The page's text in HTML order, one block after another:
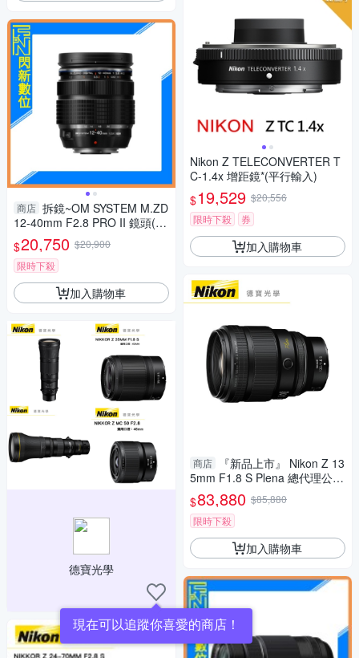
商店 拆鏡~OM SYSTEM M.ZD
12-40mm F2.8 PRO II 鏡頭(12
-40 II,公司貨)Olympus
$20,750 $20,900
限時下殺
加入購物車
德寶光學
現在可以追蹤你喜愛的商店！
Nikon Z TELECONVERTER T
C-1.4x 增距鏡*(平行輸入)
$19,529 $20,556
限時下殺
券
加入購物車
商店
『新品上市』 Nikon Z 13
5mm F1.8 S Plena 總代理公司
貨 大光圈人像鏡 定焦 飛羽 追
星 棒球 必備
$83,880 $85,880
限時下殺
加入購物車